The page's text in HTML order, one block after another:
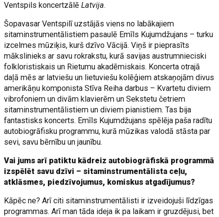
Ventspils koncertzālēLatvija.
Šopavasar Ventspilī uzstājās viens no labākajiem
sitaminstrumentālistiem pasaulē Emīls Kujumdžujans – turku
izcelmes mūziķis, kurš dzīvo Vācijā. Viņš ir pieprasīts
mākslinieks ar savu rokrakstu, kurā savijas austrumnieciski
folkloristiskais un Rietumu akadēmiskais. Koncerta otrajā
daļā mēs ar latviešu un lietuviešu kolēģiem atskaņojām divus
amerikāņu komponista Stīva Reiha darbus – Kvartetu diviem
vibrofoniem un divām klavierēm un Sekstetu četriem
sitaminstrumentālistiem un diviem pianistiem. Tas bija
fantastisks koncerts. Emīls Kujumdžujans spēlēja paša radītu
autobiogrāfisku programmu, kurā mūzikas valodā stāsta par
sevi, savu bērnību un jaunību.
Vai jums arī patiktu kādreiz autobiogrāfiskā programmā
izspēlēt savu dzīvi – sitaminstrumentālista ceļu,
atklāsmes, piedzīvojumus, komiskus atgadījumus?
Kāpēc ne? Arī citi sitaminstrumentālisti ir izveidojuši līdzīgas
programmas. Arī man tāda ideja ik pa laikam ir gruzdējusi, bet